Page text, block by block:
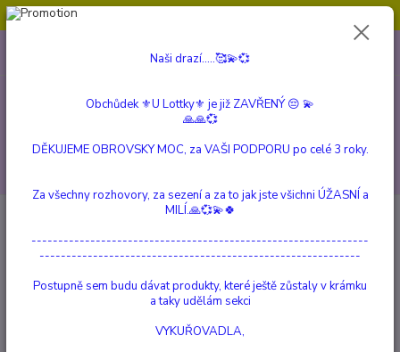
CZK
Energetický Růženín
Energetický Růženín
Naši drazí.....🥰💫💞
Obchůdek ⚜️U Lottky⚜️ je již ZAVŘENÝ 😔 💫
🙏🙏💞
DĚKUJEME OBROVSKY MOC, za VAŠI PODPORU po celé 3 roky.
Za všechny rozhovory, za sezení a za to jak jste všichni ÚŽASNÍ a
MILÍ.🙏💞💫🍀
---------------------------------------------------------------
------------------------------------------------------------
Postupně sem budu dávat produkty, které ještě zůstaly v krámku
a taky udělám sekci
VYKUŘOVADLA,